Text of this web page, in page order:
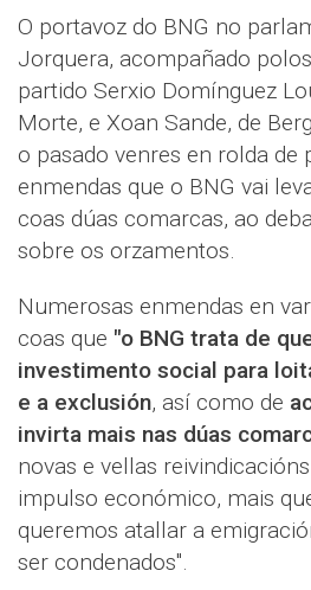
O portavoz do BNG no
Jorquera, acompañado
partido Serxio Domínguez
Morte, e Xoan Sande, de
o pasado venres en rolda de
enmendas que o BNG vai
coas dúas comarcas, ao
sobre os orzamentos.
Numerosas enmendas en
coas que "o BNG trata de
investimento social para
e a exclusión, así como de
invirta mais nas dúas
novas e vellas
impulso económico, mais
queremos atallar a
ser condenados".